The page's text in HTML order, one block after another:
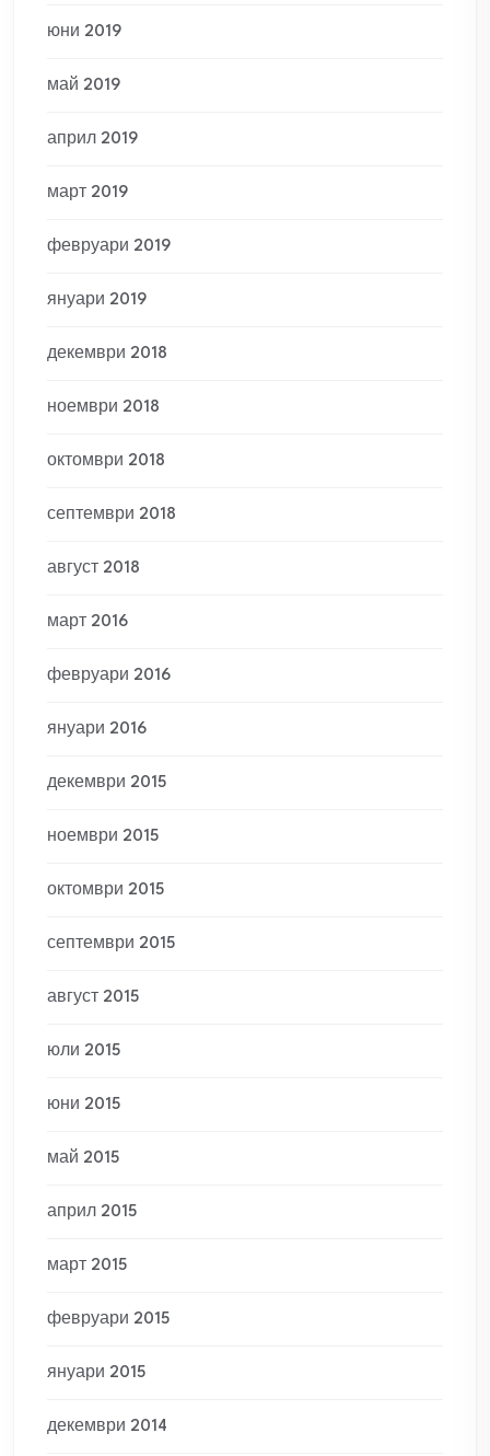
юни 2019
май 2019
април 2019
март 2019
февруари 2019
януари 2019
декември 2018
ноември 2018
октомври 2018
септември 2018
август 2018
март 2016
февруари 2016
януари 2016
декември 2015
ноември 2015
октомври 2015
септември 2015
август 2015
юли 2015
юни 2015
май 2015
април 2015
март 2015
февруари 2015
януари 2015
декември 2014